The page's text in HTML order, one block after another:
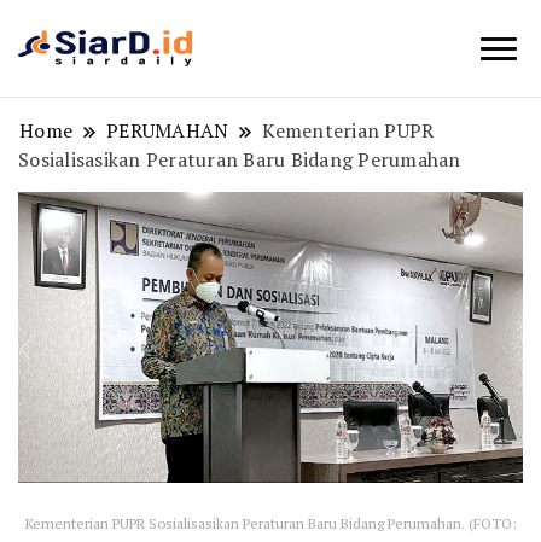
Home PERUMAHAN
Kementerian PUPR
Sosialisasikan Peraturan Baru Bidang Perumahan
Kementerian PUPR Sosialisasikan Peraturan Baru Bidang Perumahan. (FOTO: